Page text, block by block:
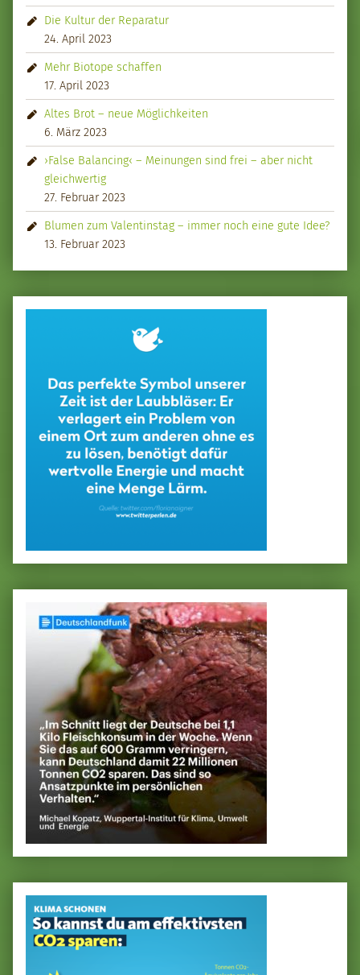
Die Kultur der Reparatur
24. April 2023
Mehr Biotope schaffen
17. April 2023
Altes Brot – neue Möglichkeiten
6. März 2023
›False Balancing‹ – Meinungen sind frei – aber nicht
gleichwertig
27. Februar 2023
Blumen zum Valentinstag – immer noch eine gute Idee?
13. Februar 2023